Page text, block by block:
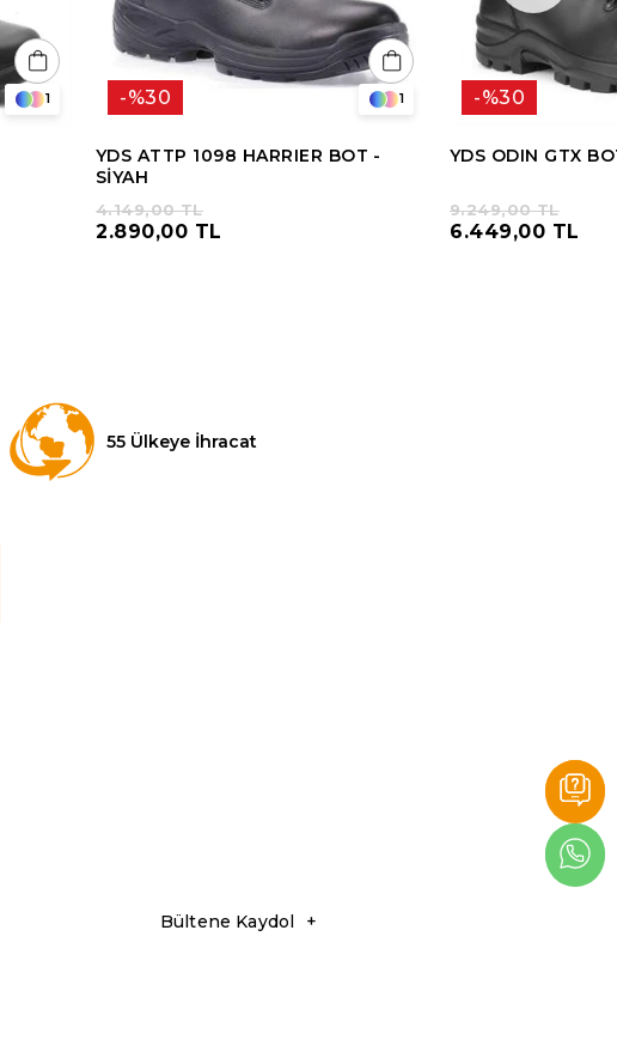
1
YDS ATTP 1098 HARRIER BOT -
SİYAH
%30
2.890,00 TL
4.149,00 TL
1
YDS ODIN GTX
%30
6.449,00 TL
9.249,00 TL
55 Ülkeye İhracat
Bültene Kaydol